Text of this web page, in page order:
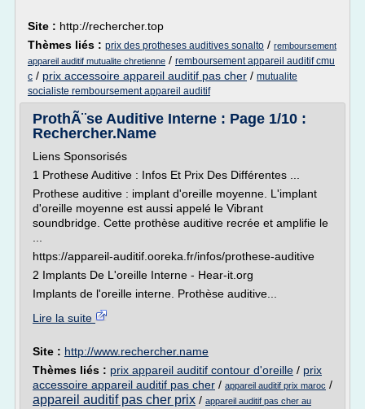
Site : http://rechercher.top
Thèmes liés : prix des protheses auditives sonalto / remboursement
appareil auditif mutualite chretienne / remboursement appareil auditif cmu
c / prix accessoire appareil auditif pas cher / mutualite
socialiste remboursement appareil auditif
ProthÃ¨se Auditive Interne : Page 1/10 :
Rechercher.Name
Liens Sponsorisés
1 Prothese Auditive : Infos Et Prix Des Différentes ...
Prothese auditive : implant d'oreille moyenne. L'implant
d'oreille moyenne est aussi appelé le Vibrant
soundbridge. Cette prothèse auditive recrée et amplifie le
https://appareil-auditif.ooreka.fr/infos/prothese-auditive
2 Implants De L'oreille Interne - Hear-it.org
Implants de l'oreille interne. Prothèse auditive...
Lire la suite
Site : http://www.rechercher.name
Thèmes liés : prix appareil auditif contour d'oreille / prix
accessoire appareil auditif pas cher / appareil auditif prix maroc /
appareil auditif pas cher prix / appareil auditif pas cher au